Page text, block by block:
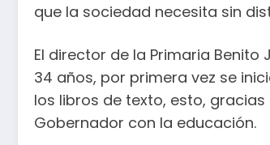
que la sociedad necesita sin
El director de la Primaria
34 años, por primera vez se
los libros de texto, esto,
Gobernador con la educación.